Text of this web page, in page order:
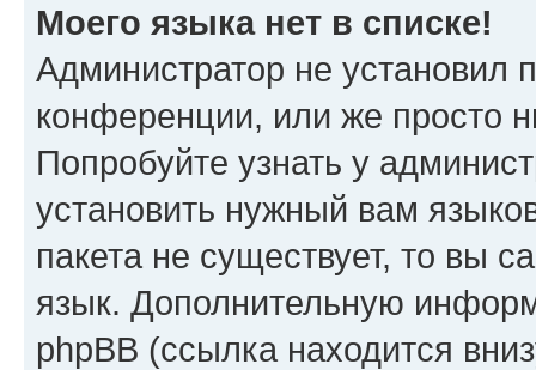
Моего языка нет в списке!
Администратор не установил
конференции, или же просто
Попробуйте узнать у
установить нужный вам
пакета не существует, то вы
язык. Дополнительную
phpBB (ссылка находится